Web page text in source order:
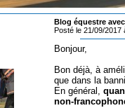
Blog équestre
Posté le 21/09/2017
Bonjour,
Bon déjà, à
que dans la
En général,
non-